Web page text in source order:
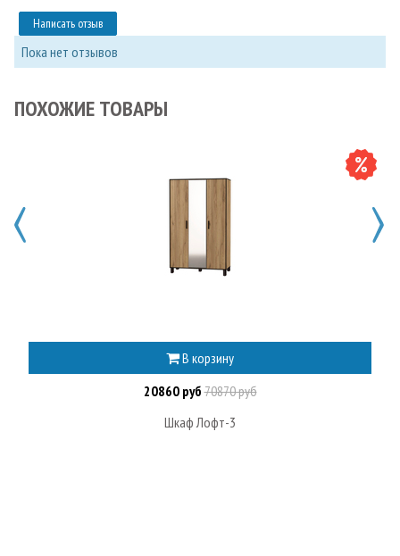
Написать отзыв
Пока нет отзывов
ПОХОЖИЕ ТОВАРЫ
В корзину
20860 руб70870 руб
Шкаф Лофт-3